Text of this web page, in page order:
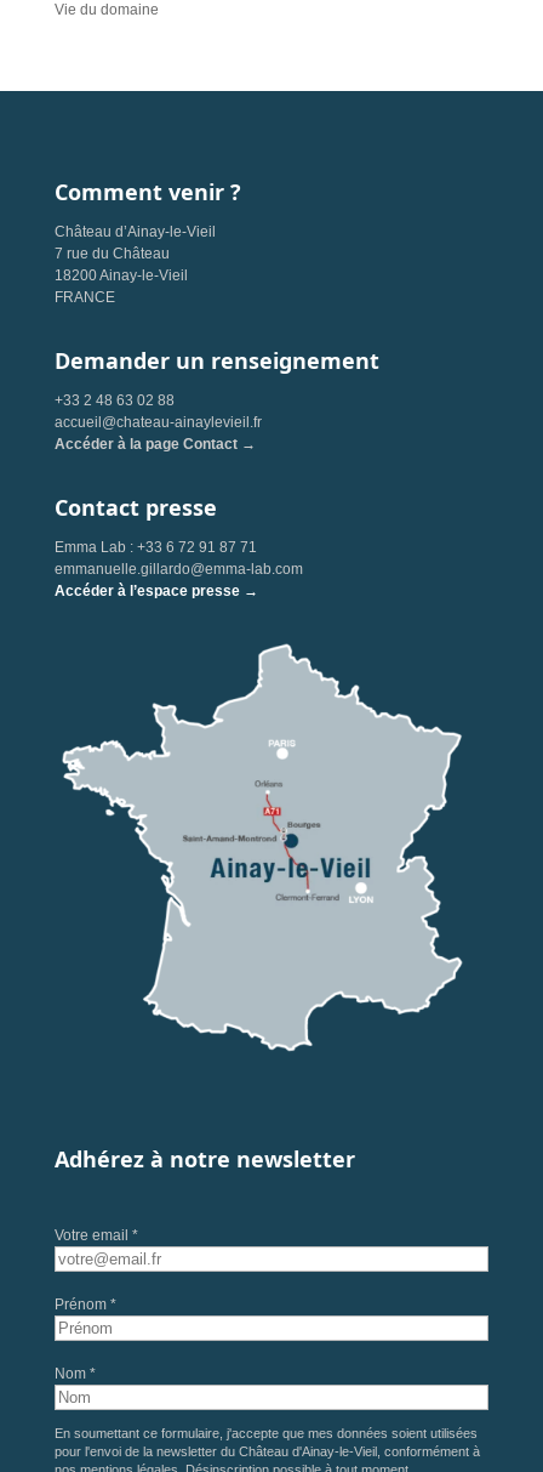
Vie du domaine
Comment venir ?
Château d’Ainay-le-Vieil
7 rue du Château
18200 Ainay-le-Vieil
FRANCE
Demander un renseignement
+33 2 48 63 02 88
accueil@chateau-ainaylevieil.fr
Accéder à la page Contact →
Contact presse
Emma Lab : +33 6 72 91 87 71
emmanuelle.gillardo@emma-lab.com
Accéder à l’espace presse →
Adhérez à notre newsletter
Votre email *
Prénom *
Nom *
En soumettant ce formulaire, j'accepte que mes données soient utilisées
pour l'envoi de la newsletter du Château d'Ainay-le-Vieil, conformément à